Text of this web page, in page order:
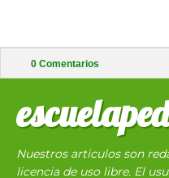
0 Comentarios
Nuestros articulos son
licencia de uso libre. El